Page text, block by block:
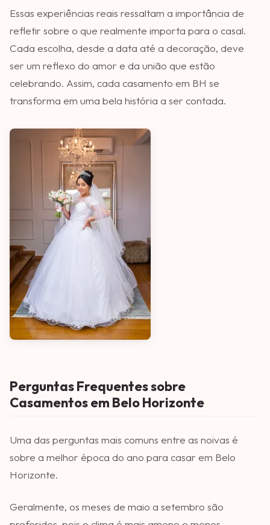
Essas experiências reais ressaltam a importância de
refletir sobre o que realmente importa para o casal.
Cada escolha, desde a data até a decoração, deve
ser um reflexo do amor e da união que estão
celebrando. Assim, cada casamento em BH se
transforma em uma bela história a ser contada.
Perguntas Frequentes sobre
Casamentos em Belo Horizonte
Uma das perguntas mais comuns entre as noivas é
sobre a melhor época do ano para casar em Belo
Horizonte.
Geralmente, os meses de maio a setembro são